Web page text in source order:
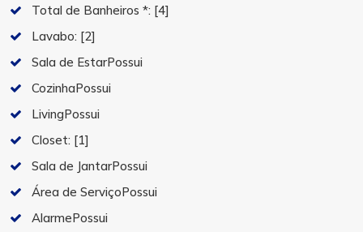
Total de Banheiros *: [4]
Lavabo: [2]
Sala de EstarPossui
CozinhaPossui
LivingPossui
Closet: [1]
Sala de JantarPossui
Área de ServiçoPossui
AlarmePossui